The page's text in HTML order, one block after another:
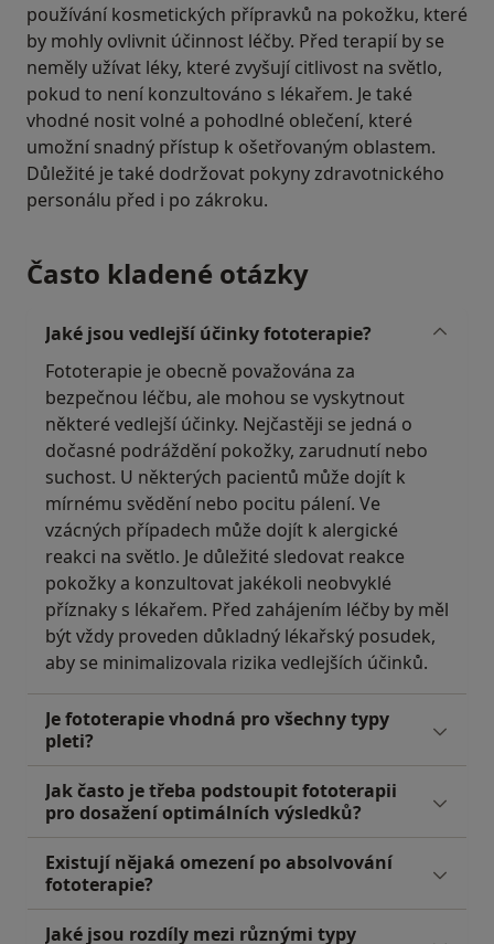
používání kosmetických přípravků na pokožku, které
by mohly ovlivnit účinnost léčby. Před terapií by se
neměly užívat léky, které zvyšují citlivost na světlo,
pokud to není konzultováno s lékařem. Je také
vhodné nosit volné a pohodlné oblečení, které
umožní snadný přístup k ošetřovaným oblastem.
Důležité je také dodržovat pokyny zdravotnického
personálu před i po zákroku.
Často kladené otázky
Jaké jsou vedlejší účinky fototerapie?
Fototerapie je obecně považována za
bezpečnou léčbu, ale mohou se vyskytnout
některé vedlejší účinky. Nejčastěji se jedná o
dočasné podráždění pokožky, zarudnutí nebo
suchost. U některých pacientů může dojít k
mírnému svědění nebo pocitu pálení. Ve
vzácných případech může dojít k alergické
reakci na světlo. Je důležité sledovat reakce
pokožky a konzultovat jakékoli neobvyklé
příznaky s lékařem. Před zahájením léčby by měl
být vždy proveden důkladný lékařský posudek,
aby se minimalizovala rizika vedlejších účinků.
Je fototerapie vhodná pro všechny typy
pleti?
Jak často je třeba podstoupit fototerapii
pro dosažení optimálních výsledků?
Existují nějaká omezení po absolvování
fototerapie?
Jaké jsou rozdíly mezi různými typy